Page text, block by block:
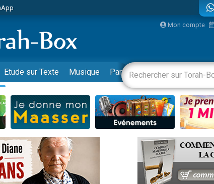
de vacances aux Orphelins
80 ans, dans un appartement insalubre
la jambe de Yohan
Mon compte
Etude sur Texte Musique Paracha Divertissements